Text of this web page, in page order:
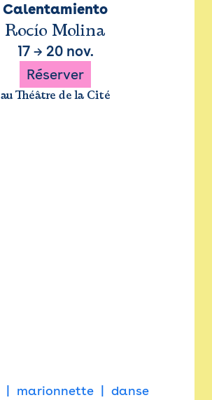
Calentamiento
Rocío Molina
17→ 20 nov.
Réserver
au Théâtre de la Cité
marionnette danse